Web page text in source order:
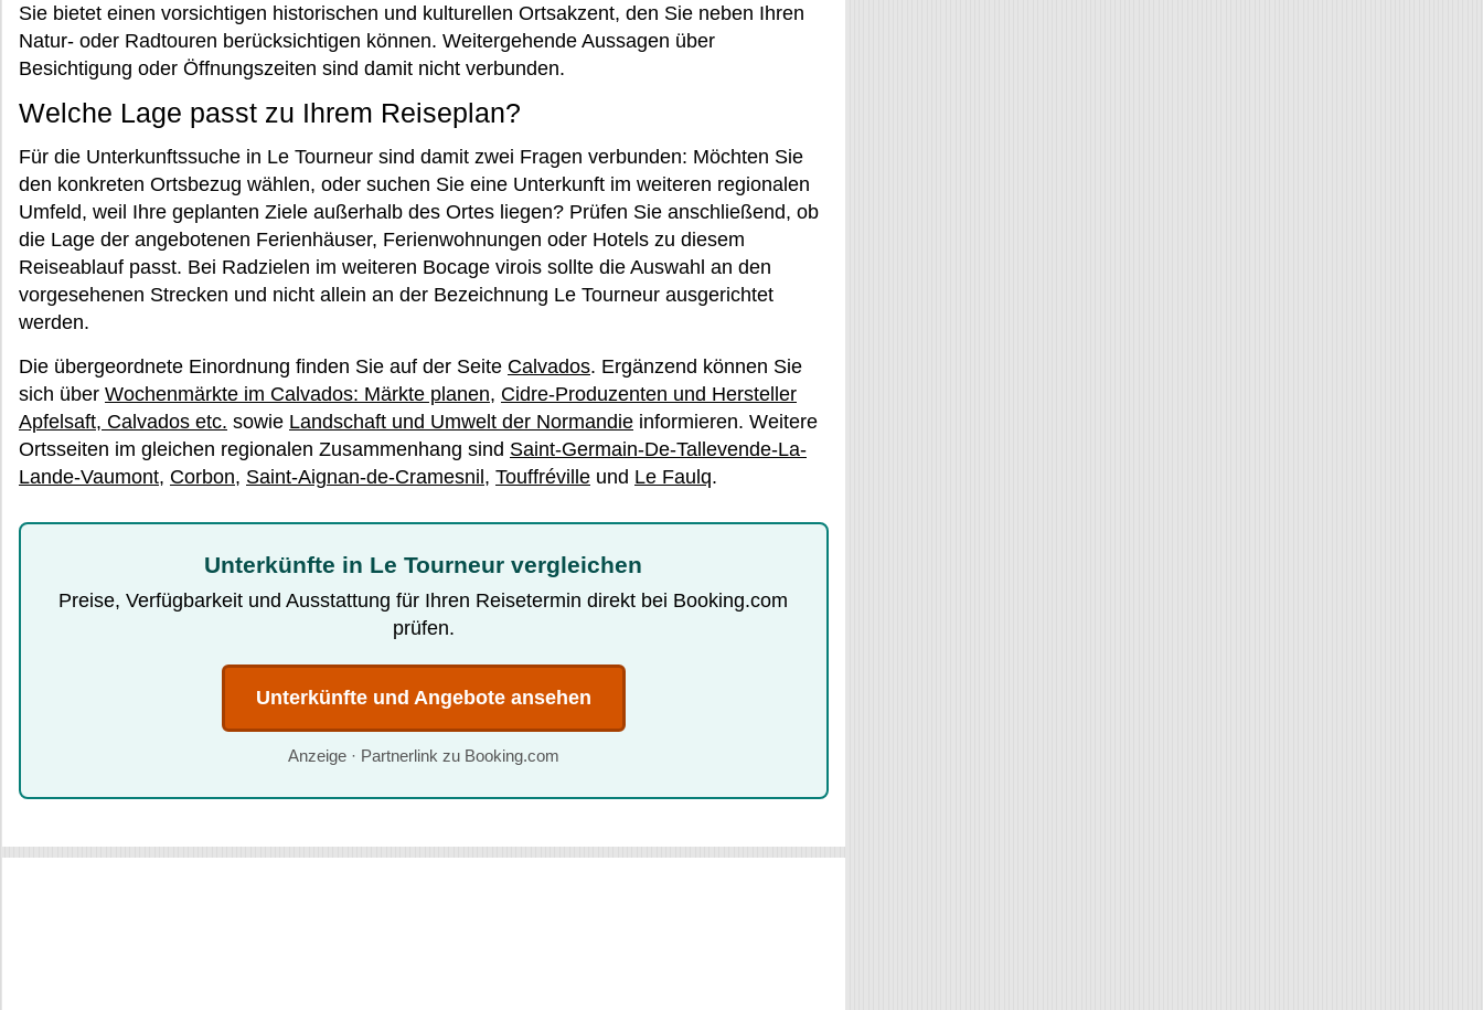
Sie bietet einen vorsichtigen historischen und kulturellen Ortsakzent, den Sie neben Ihren
Natur- oder Radtouren berücksichtigen können. Weitergehende Aussagen über
Besichtigung oder Öffnungszeiten sind damit nicht verbunden.
Welche Lage passt zu Ihrem Reiseplan?
Für die Unterkunftssuche in Le Tourneur sind damit zwei Fragen verbunden: Möchten Sie
den konkreten Ortsbezug wählen, oder suchen Sie eine Unterkunft im weiteren regionalen
Umfeld, weil Ihre geplanten Ziele außerhalb des Ortes liegen? Prüfen Sie anschließend, ob
die Lage der angebotenen Ferienhäuser, Ferienwohnungen oder Hotels zu diesem
Reiseablauf passt. Bei Radzielen im weiteren Bocage virois sollte die Auswahl an den
vorgesehenen Strecken und nicht allein an der Bezeichnung Le Tourneur ausgerichtet
werden.
Die übergeordnete Einordnung finden Sie auf der Seite Calvados. Ergänzend können Sie
sich über Wochenmärkte im Calvados: Märkte planen, Cidre-Produzenten und Hersteller
Apfelsaft, Calvados etc. sowie Landschaft und Umwelt der Normandie informieren. Weitere
Ortsseiten im gleichen regionalen Zusammenhang sind Saint-Germain-De-Tallevende-La-
Lande-Vaumont, Corbon, Saint-Aignan-de-Cramesnil, Touffréville und Le Faulq.
Unterkünfte in Le Tourneur vergleichen
Preise, Verfügbarkeit und Ausstattung für Ihren Reisetermin direkt bei Booking.com
prüfen.
Unterkünfte und Angebote ansehen
Anzeige · Partnerlink zu Booking.com